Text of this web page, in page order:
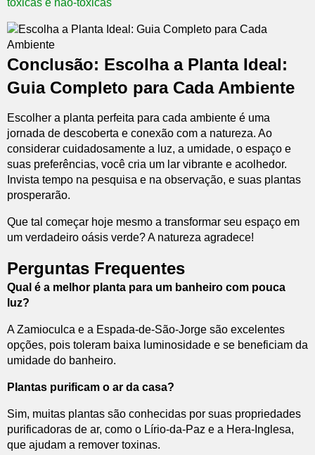
tóxicas e não-tóxicas
Conclusão: Escolha a Planta Ideal:
Guia Completo para Cada Ambiente
Escolher a planta perfeita para cada ambiente é uma
jornada de descoberta e conexão com a natureza. Ao
considerar cuidadosamente a luz, a umidade, o espaço e
suas preferências, você cria um lar vibrante e acolhedor.
Invista tempo na pesquisa e na observação, e suas plantas
prosperarão.
Que tal começar hoje mesmo a transformar seu espaço em
um verdadeiro oásis verde? A natureza agradece!
Perguntas Frequentes
Qual é a melhor planta para um banheiro com pouca
luz?
A Zamioculca e a Espada-de-São-Jorge são excelentes
opções, pois toleram baixa luminosidade e se beneficiam da
umidade do banheiro.
Plantas purificam o ar da casa?
Sim, muitas plantas são conhecidas por suas propriedades
purificadoras de ar, como o Lírio-da-Paz e a Hera-Inglesa,
que ajudam a remover toxinas.